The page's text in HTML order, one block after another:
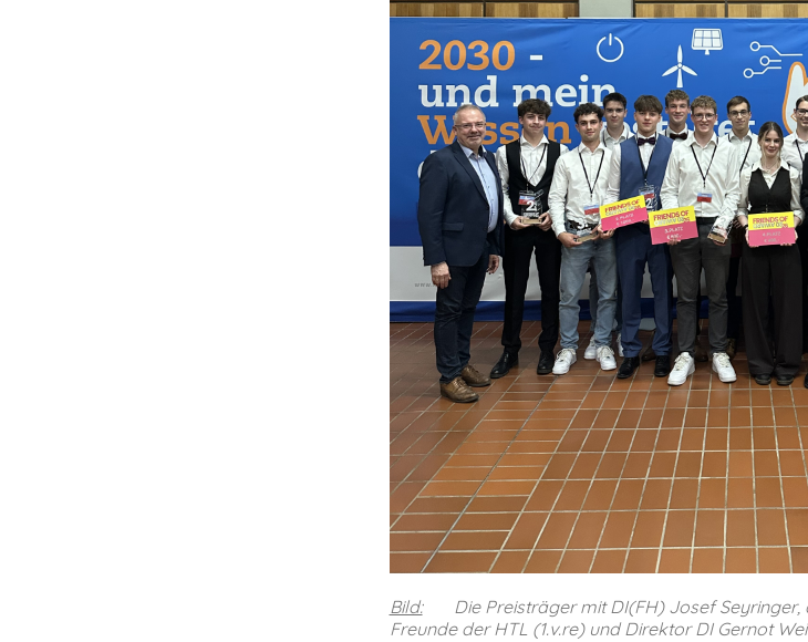
Bild:Die Preisträger mit DI(FH) Josef Seyringer,
Freunde der HTL (1.v.re) und Direktor DI Gernot